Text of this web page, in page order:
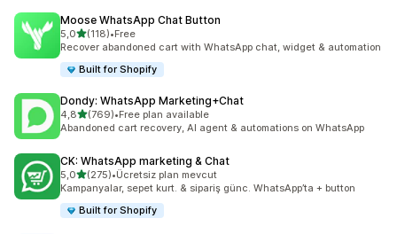
Moose WhatsApp Chat Button
5,05 yıldız üzerinden
(118)
toplam 118 değerlendirme
•Free
Recover abandoned cart with WhatsApp chat, widget & automation
Built for Shopify
Dondy: WhatsApp Marketing+Chat
4,85 yıldız üzerinden
(769)
toplam 769 değerlendirme
•Free plan available
Abandoned cart recovery, AI agent & automations on WhatsApp
CK: WhatsApp marketing & Chat
5,05 yıldız üzerinden
(275)
toplam 275 değerlendirme
•Ücretsiz plan mevcut
Kampanyalar, sepet kurt. & sipariş günc. WhatsApp’ta + button
Built for Shopify